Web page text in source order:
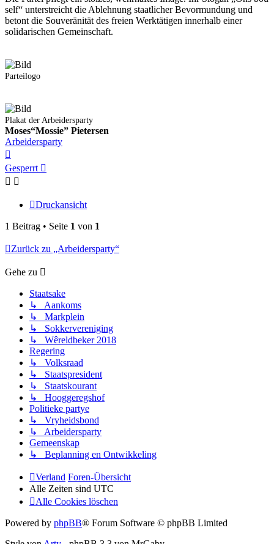
self“ unterstreicht die Ablehnung staatlicher Bevormundung und
betont die Souveränität des freien Werktätigen innerhalb einer
solidarischen Gemeinschaft.
Parteilogo
Plakat der Arbeidersparty
Moses“Mossie” Pietersen
Arbeidersparty
oben
Gesperrt
Druckansicht
1 Beitrag • Seite 1 von 1
Zurück zu „Arbeidersparty“
Gehe zu
Staatsake
↳ Aankoms
↳ Markplein
↳ Sokkervereniging
↳ Wêreldbeker 2018
Regering
↳ Volksraad
↳ Staatspresident
↳ Staatskourant
↳ Hooggeregshof
Politieke partye
↳ Vryheidsbond
↳ Arbeidersparty
Gemeenskap
↳ Beplanning en Ontwikkeling
Verland Foren-Übersicht
Alle Zeiten sind UTC
Alle Cookies löschen
Powered by phpBB® Forum Software © phpBB Limited